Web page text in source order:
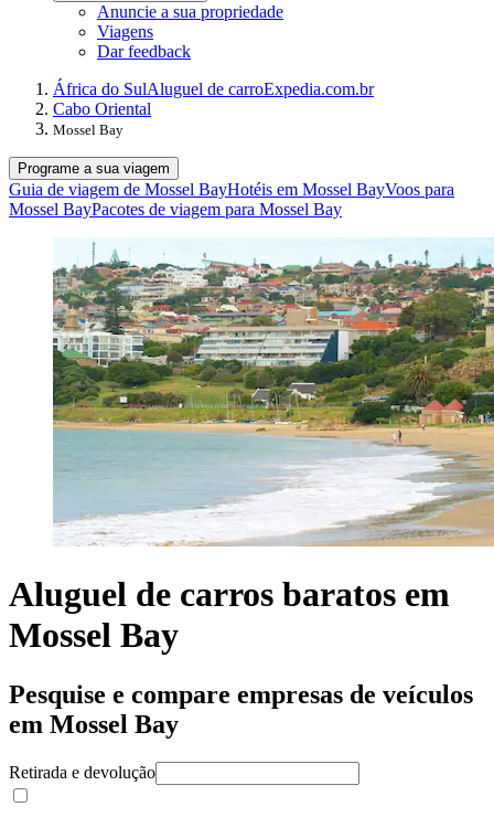
Anuncie a sua propriedade
Viagens
Dar feedback
África do SulAluguel de carroExpedia.com.br
Cabo Oriental
Mossel Bay
Programe a sua viagem
Guia de viagem de Mossel BayHotéis em Mossel BayVoos para
Mossel BayPacotes de viagem para Mossel Bay
Aluguel de carros baratos em
Mossel Bay
Pesquise e compare empresas de veículos
em Mossel Bay
Retirada e devolução